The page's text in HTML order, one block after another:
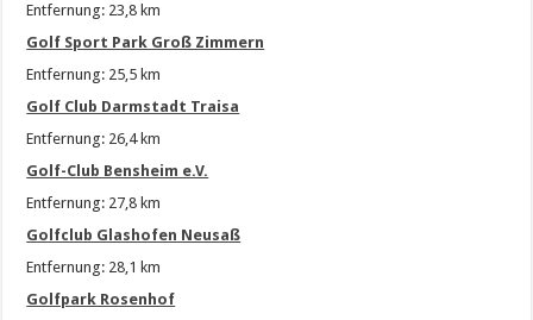
Entfernung: 23,8 km
Golf Sport Park Groß Zimmern
Entfernung: 25,5 km
Golf Club Darmstadt Traisa
Entfernung: 26,4 km
Golf-Club Bensheim e.V.
Entfernung: 27,8 km
Golfclub Glashofen Neusaß
Entfernung: 28,1 km
Golfpark Rosenhof